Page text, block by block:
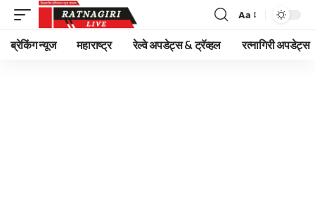
Font
Resizer
Aa
ब्रेकिंग न्यूज महाराष्ट्र रेल्वे अपडेट्स & ट्रॅव्हल रत्नागिरी अपडेट्स